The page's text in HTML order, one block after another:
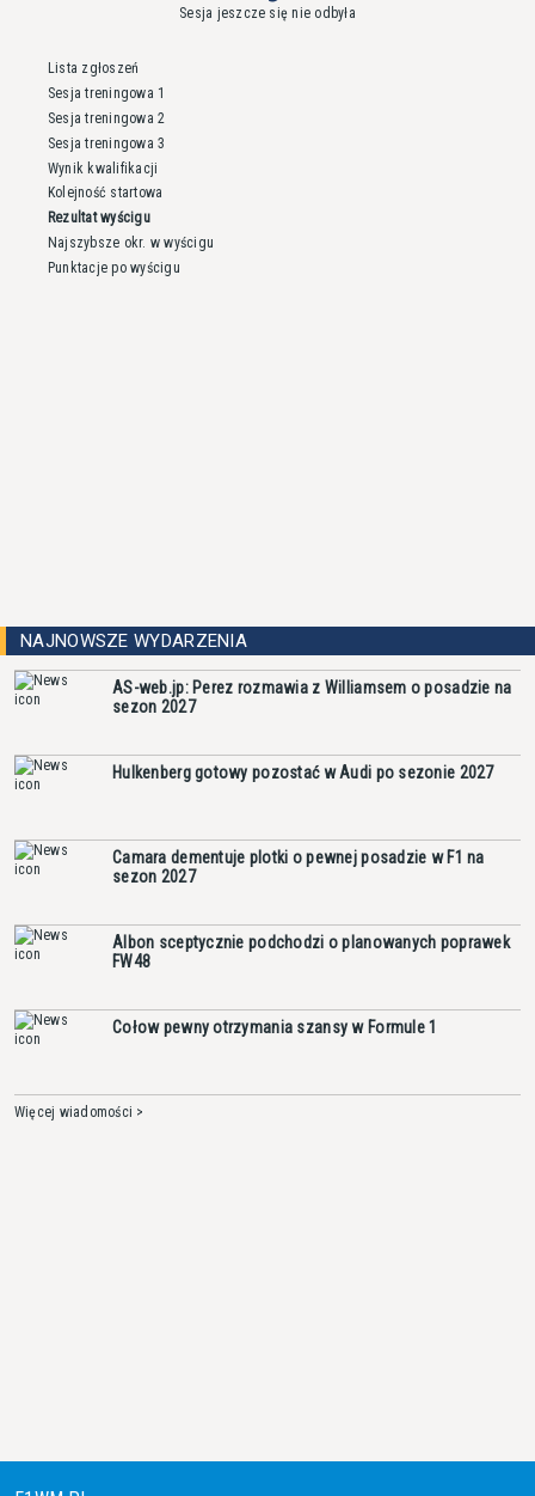
Sesja jeszcze się nie odbyła
Lista zgłoszeń
Sesja treningowa 1
Sesja treningowa 2
Sesja treningowa 3
Wynik kwalifikacji
Kolejność startowa
Rezultat wyścigu
Najszybsze okr. w wyścigu
Punktacje po wyścigu
NAJNOWSZE WYDARZENIA
AS-web.jp: Perez rozmawia z Williamsem o posadzie na
sezon 2027
Hulkenberg gotowy pozostać w Audi po sezonie 2027
Camara dementuje plotki o pewnej posadzie w F1 na
sezon 2027
Albon sceptycznie podchodzi o planowanych poprawek
FW48
Cołow pewny otrzymania szansy w Formule 1
Więcej wiadomości >